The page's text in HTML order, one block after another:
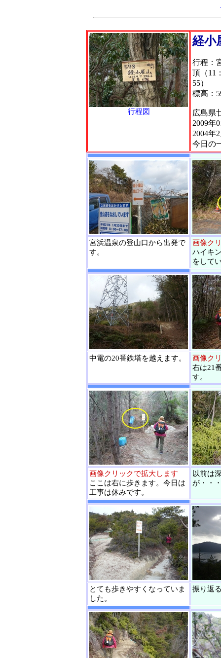
行程図
経小
行程：
頂（11
55）
標高：
広島県
2009年
2004年
今日の
宮浜温泉の登山口から出発で
す。
画像ク
ハイキ
をして
中電の20番鉄塔を越えます。
画像ク
右は21
す。
画像クリックで拡大します
ここは右に歩きます。今日は
工事は休みです。
以前は
が・・
とても歩きやすくなっていま
した。
振り返